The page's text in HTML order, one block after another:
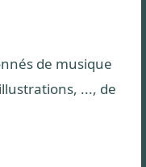
de musique
..., de